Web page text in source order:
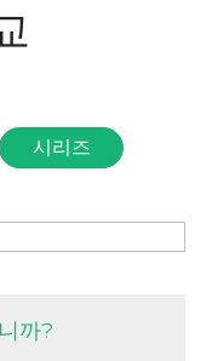
시리즈
까?